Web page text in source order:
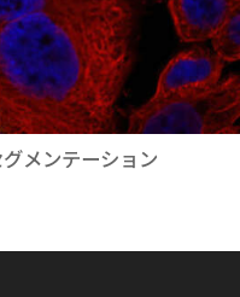
メンテーション